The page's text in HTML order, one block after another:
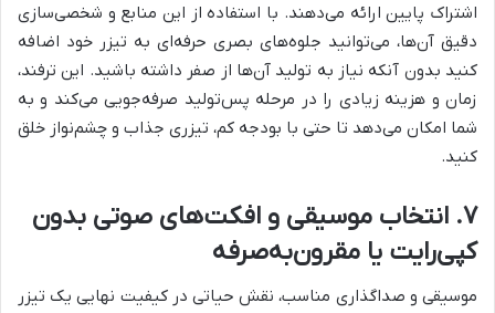
اشتراک پایین ارائه می‌دهند. با استفاده از این منابع و شخصی‌سازی
دقیق آن‌ها، می‌توانید جلوه‌های بصری حرفه‌ای به تیزر خود اضافه
کنید بدون آنکه نیاز به تولید آن‌ها از صفر داشته باشید. این ترفند،
زمان و هزینه زیادی را در مرحله پس‌تولید صرفه‌جویی می‌کند و به
شما امکان می‌دهد تا حتی با بودجه کم، تیزری جذاب و چشم‌نواز خلق
کنید.
۷. انتخاب موسیقی و افکت‌های صوتی بدون
کپی‌رایت یا مقرون‌به‌صرفه
موسیقی و صداگذاری مناسب، نقش حیاتی در کیفیت نهایی یک تیزر